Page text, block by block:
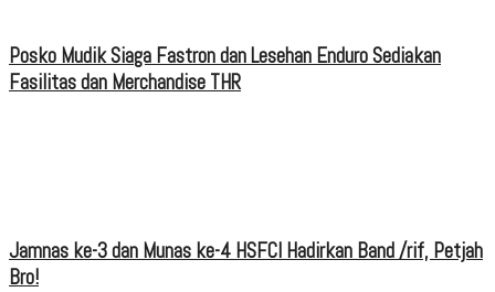
Posko Mudik Siaga Fastron dan Lesehan Enduro Sediakan
Fasilitas dan Merchandise THR
Jamnas ke-3 dan Munas ke-4 HSFCI Hadirkan Band /rif, Petjah
Bro!